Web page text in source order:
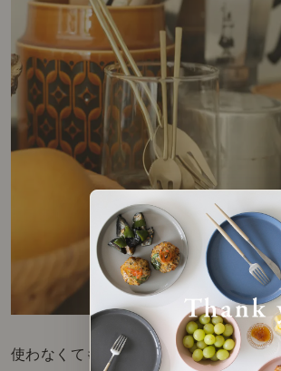
使わなくても、飾ってふと眺めたくなる